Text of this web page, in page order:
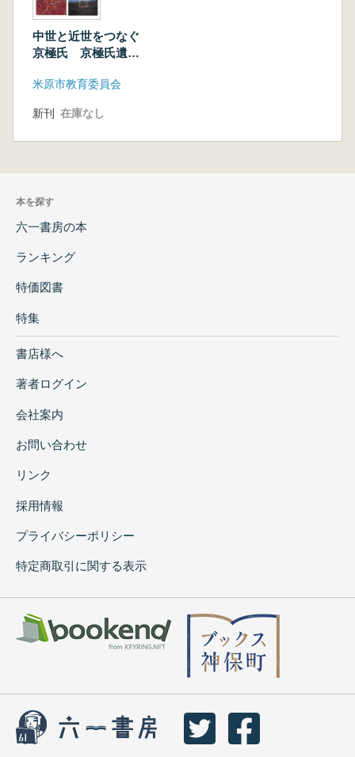
中世と近世をつなぐ
京極氏 京極氏遺跡
とこれから 京極氏
周年記念講演会
米原市教育委員会
新刊 在庫なし
本を探す
六一書房の本
ランキング
特価図書
特集
書店様へ
著者ログイン
会社案内
お問い合わせ
リンク
採用情報
プライバシーポリシー
特定商取引に関する表示